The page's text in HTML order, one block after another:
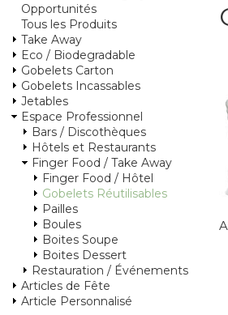
Opportunités
Tous les Produits
Take Away
Eco / Biodegradable
Gobelets Carton
Gobelets Incassables
Jetables
Espace Professionnel
Bars / Discothèques
Hôtels et Restaurants
Finger Food / Take Away
Finger Food / Hôtel
Gobelets Réutilisables
Pailles
Boules
Boites Soupe
Boites Dessert
Restauration / Événements
Articles de Fête
Article Personnalisé